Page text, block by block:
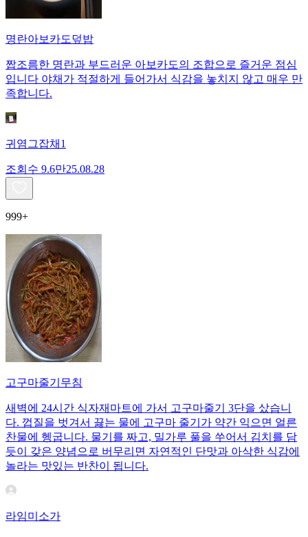
명란아보카도덮밥
짭조름한 명란과 부드러운 아보카도의 조합으로 즐거운 점심
입니다 야채가 적절하게 들어가서 식감을 놓치지 않고 매우 만
족합니다.
귀염그잡채1
조회수 9.6만25.08.28
999+
고구마줄기무침
새벽에 24시간 식자재마트에 가서 고구마줄기 3단을 샀습니
다. 껍질을 벗겨서 끓는 물에 고구마 줄기가 약간 익으면 얼른
찬물에 헹굽니다. 물기를 짜고, 밀가루 풀을 쑤어서 김치를 담
듯이 갖은 양념으로 버무리면 자연적인 단맛과 아삭한 식감에
놀라는 맛있는 반찬이 됩니다.
라임미소가